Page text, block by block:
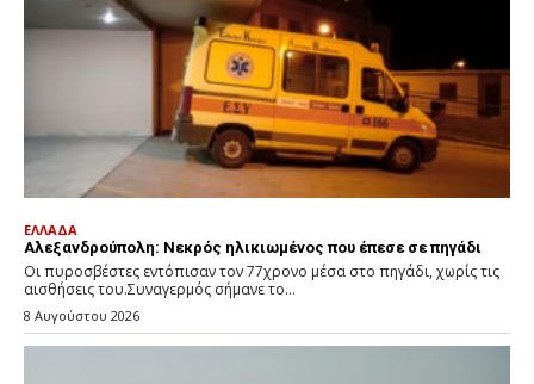
ΕΛΛΑΔΑ
Αλεξανδρούπολη: Νεκρός ηλικιωμένος που έπεσε σε πηγάδι
Οι πυροσβέστες εντόπισαν τον 77χρονο μέσα στο πηγάδι, χωρίς τις
αισθήσεις του.Συναγερμός σήμανε το...
8 Αυγούστου 2026